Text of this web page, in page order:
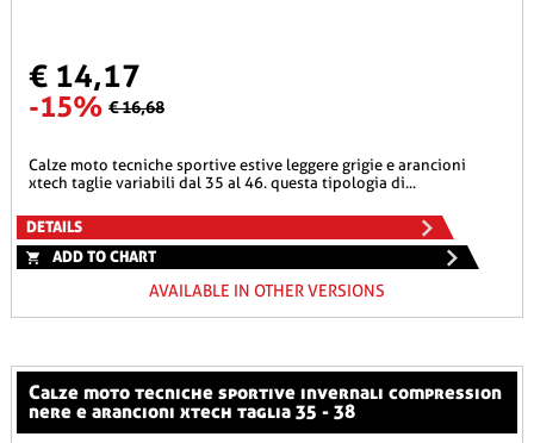
€ 14,17
-15% € 16,68
calze moto tecniche sportive estive leggere grigie e arancioni
xtech taglie variabili dal 35 al 46. questa tipologia di...
DETAILS
ADD TO CHART
AVAILABLE IN OTHER VERSIONS
calze moto tecniche sportive invernali compression
nere e arancioni xtech taglia 35 - 38